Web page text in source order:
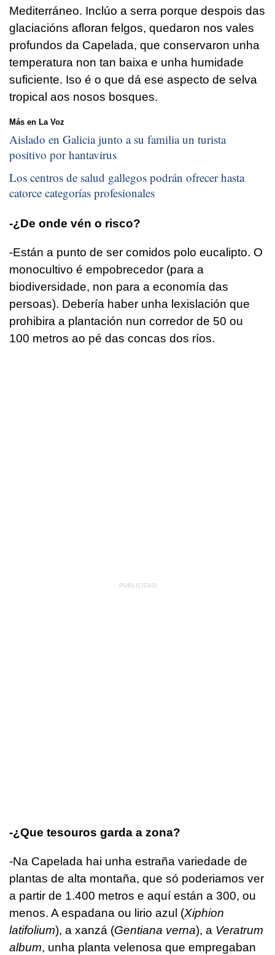
Mediterráneo. Inclúo a serra porque despois das
glaciacións afloran felgos, quedaron nos vales
profundos da Capelada, que conservaron unha
temperatura non tan baixa e unha humidade
suficiente. Iso é o que dá ese aspecto de selva
tropical aos nosos bosques.
Más en La Voz
Aislado en Galicia junto a su familia un turista
positivo por hantavirus
Los centros de salud gallegos podrán ofrecer hasta
catorce categorías profesionales
-¿De onde vén o risco?
-Están a punto de ser comidos polo eucalipto. O
monocultivo é empobrecedor (para a
biodiversidade, non para a economía das
persoas). Debería haber unha lexislación que
prohibira a plantación nun corredor de 50 ou
100 metros ao pé das concas dos ríos.
-¿Que tesouros garda a zona?
-Na Capelada hai unha estraña variedade de
plantas de alta montaña, que só poderiamos ver
a partir de 1.400 metros e aquí están a 300, ou
menos. A espadana ou lirio azul (Xiphion
latifolium), a xanzá (Gentiana verna), a Veratrum
album, unha planta velenosa que empregaban